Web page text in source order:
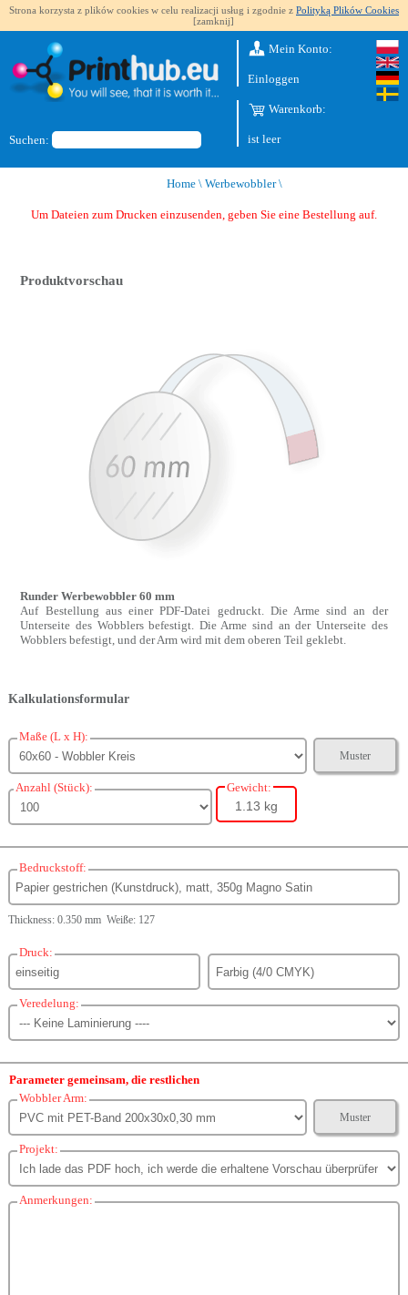
Strona korzysta z plików cookies w celu realizacji usług i zgodnie z Polityką Plików Cookies
[zamknij]
Suchen:
Mein Konto:
Einloggen
Warenkorb:
ist leer
Home\ Werbewobbler\
Um Dateien zum Drucken einzusenden, geben Sie eine Bestellung auf.
Produktvorschau
Runder Werbewobbler 60 mm
Auf Bestellung aus einer PDF-Datei gedruckt. Die Arme sind an der
Unterseite des Wobblers befestigt. Die Arme sind an der Unterseite des
Wobblers befestigt, und der Arm wird mit dem oberen Teil geklebt.
Kalkulationsformular
Maße (L x H):
Muster
Anzahl (Stück): Gewicht:
1.13 kg
Bedruckstoff:
Thickness: 0.350 mm Weiße: 127
Druck:
Veredelung:
Parameter gemeinsam, die restlichen
Wobbler Arm:
Muster
Projekt:
Anmerkungen: